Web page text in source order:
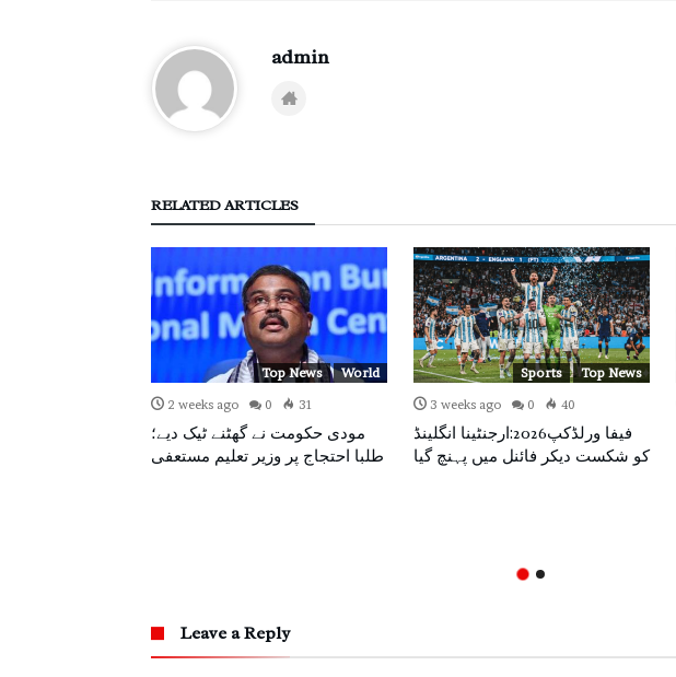
admin
RELATED ARTICLES
Top News World
2 weeks ago 0 31
مودی حکومت نے گھٹنے ٹیک دیے؛
طلبا احتجاج پر وزیر تعلیم مستعفی
Sports Top News
3 weeks ago 0 40
فیفا ورلڈکپ2026:ارجنٹینا انگلینڈ
کو شکست دیکر فائنل میں پہنچ گیا
Leave a Reply